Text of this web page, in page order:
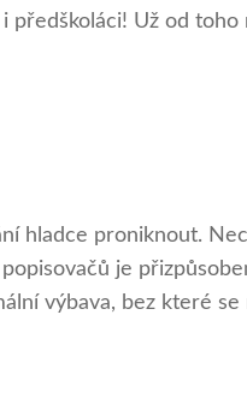
Už od toho
hladce proniknout.
je
výbava, bez které